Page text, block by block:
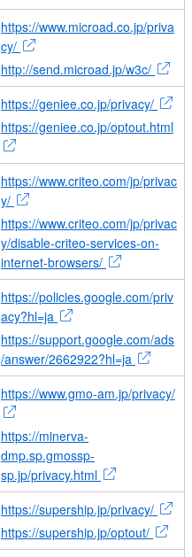
https://www.microad.co.jp/priva
cy/
http://send.microad.jp/w3c/
https://geniee.co.jp/privacy/
https://geniee.co.jp/optout.html
https://www.criteo.com/jp/privac
y/
https://www.criteo.com/jp/privac
y/disable-criteo-services-on-
internet-browsers/
https://policies.google.com/priv
acy?hl=ja
https://support.google.com/ads
/answer/2662922?hl=ja
https://www.gmo-am.jp/privacy/
https://minerva-
dmp.sp.gmossp-
sp.jp/privacy.html
https://supership.jp/privacy/
https://supership.jp/optout/